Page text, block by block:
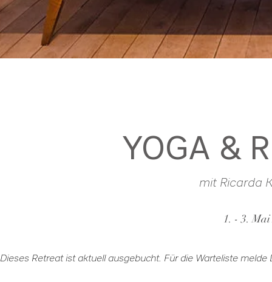
YOGA &
mit Ricarda
1. - 3.
Dieses Retreat ist aktuell ausgebucht. Für die Warteliste